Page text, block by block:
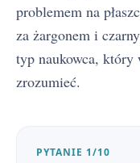
problemem na
za żargonem i
typ naukowca,
zrozumieć.
PYTANIE 1/10